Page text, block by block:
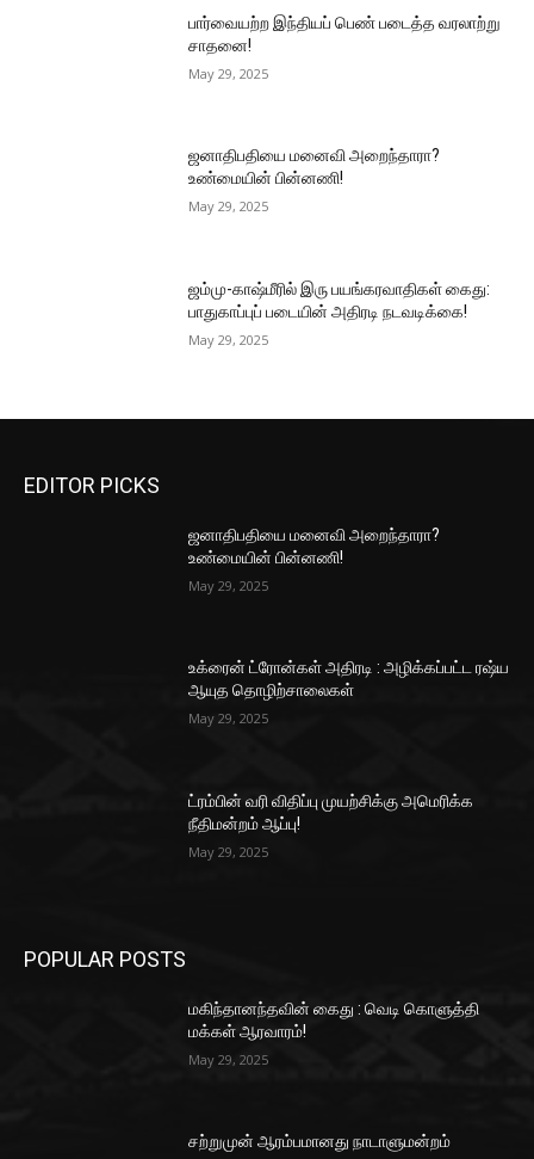
பார்வையற்ற இந்தியப் பெண் படைத்த வரலாற்று
சாதனை!
May 29, 2025
ஜனாதிபதியை மனைவி அறைந்தாரா?
உண்மையின் பின்னணி!
May 29, 2025
ஜம்மு-காஷ்மீரில் இரு பயங்கரவாதிகள் கைது:
பாதுகாப்புப் படையின் அதிரடி நடவடிக்கை!
May 29, 2025
EDITOR PICKS
ஜனாதிபதியை மனைவி அறைந்தாரா?
உண்மையின் பின்னணி!
May 29, 2025
உக்ரைன் ட்ரோன்கள் அதிரடி : அழிக்கப்பட்ட ரஷ்ய
ஆயுத தொழிற்சாலைகள்
May 29, 2025
ட்ரம்பின் வரி விதிப்பு முயற்சிக்கு அமெரிக்க
நீதிமன்றம் ஆப்பு!
May 29, 2025
POPULAR POSTS
மகிந்தானந்தவின் கைது : வெடி கொளுத்தி
மக்கள் ஆரவாரம்!
May 29, 2025
சற்றுமுன் ஆரம்பமானது நாடாளுமன்றம்